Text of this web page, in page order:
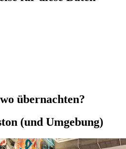
übernachten?
(und Umgebung)